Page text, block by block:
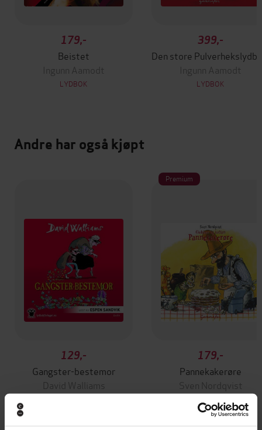
179,-
Beistet
Ingunn Aamodt
LYDBOK
399,-
Ingunn Aamodt
LYDBOK
Andre har også kjøpt
129,-
Gangster-bestemor
David Walliams
Premium
179,-
Pannekakerøre
Sven Nordqvist